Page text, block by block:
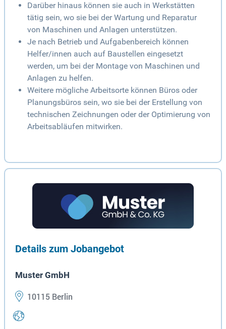
Darüber hinaus können sie auch in Werkstätten
tätig sein, wo sie bei der Wartung und Reparatur
von Maschinen und Anlagen unterstützen.
Je nach Betrieb und Aufgabenbereich können
Helfer/innen auch auf Baustellen eingesetzt
werden, um bei der Montage von Maschinen und
Anlagen zu helfen.
Weitere mögliche Arbeitsorte können Büros oder
Planungsbüros sein, wo sie bei der Erstellung von
technischen Zeichnungen oder der Optimierung von
Arbeitsabläufen mitwirken.
Details zum Jobangebot
Muster GmbH
10115 Berlin